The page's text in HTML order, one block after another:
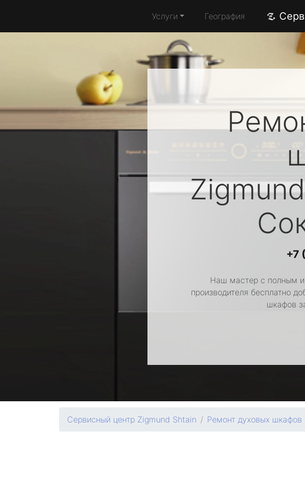
Услуги География
+7
Наш мастер с полным
производителя бесплатно
шкафов
Сервисный центр Zigmund Shtain Ремонт духовых шкафов